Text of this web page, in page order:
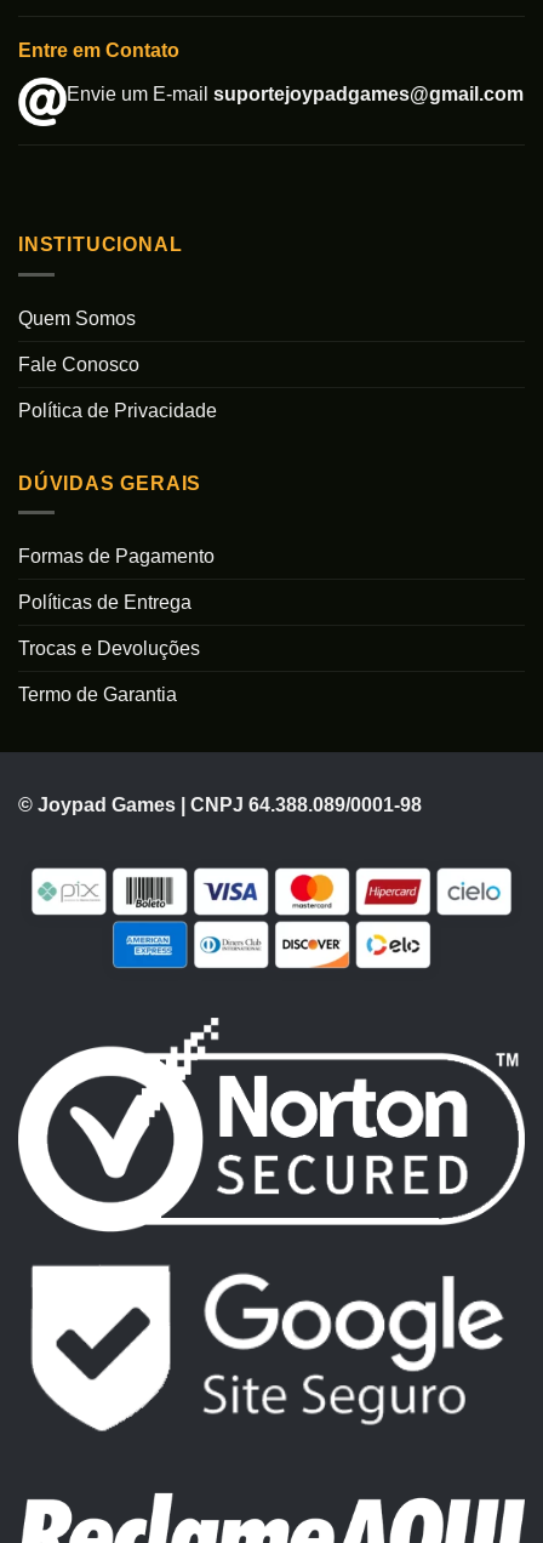
Entre em Contato
Envie um E-mail suportejoypadgames@gmail.com
INSTITUCIONAL
Quem Somos
Fale Conosco
Política de Privacidade
DÚVIDAS GERAIS
Formas de Pagamento
Políticas de Entrega
Trocas e Devoluções
Termo de Garantia
© Joypad Games | CNPJ 64.388.089/0001-98